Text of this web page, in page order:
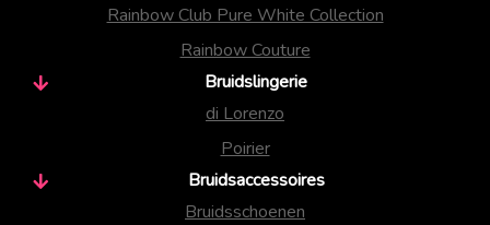
Rainbow Club Pure White Collection
Rainbow Couture
Bruidslingerie
di Lorenzo
Poirier
Bruidsaccessoires
Bruidsschoenen